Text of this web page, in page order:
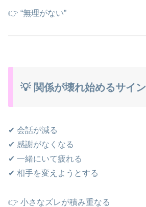
👉 “無理がない”
💡 関係が壊れ始めるサイン
✔ 会話が減る
✔ 感謝がなくなる
✔ 一緒にいて疲れる
✔ 相手を変えようとする
👉 小さなズレが積み重なる